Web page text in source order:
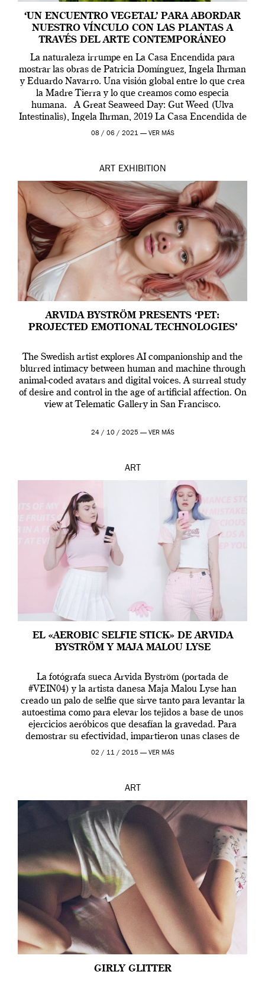
‘UN ENCUENTRO VEGETAL’ PARA ABORDAR
NUESTRO VÍNCULO CON LAS PLANTAS A
TRAVÉS DEL ARTE CONTEMPORÁNEO
La naturaleza irrumpe en La Casa Encendida para
mostrar las obras de Patricia Domínguez, Ingela Ihrman
y Eduardo Navarro. Una visión global entre lo que crea
la Madre Tierra y lo que creamos como especia
humana. A Great Seaweed Day: Gut Weed (Ulva
Intestinalis), Ingela Ihrman, 2019 La Casa Encendida de
Madrid y la Wellcome […]
08 / 06 / 2021 — VER MÁS
ART EXHIBITION
ARVIDA BYSTRÖM PRESENTS ‘PET:
PROJECTED EMOTIONAL TECHNOLOGIES’
The Swedish artist explores AI companionship and the
blurred intimacy between human and machine through
animal-coded avatars and digital voices. A surreal study
of desire and control in the age of artificial affection. On
view at Telematic Gallery in San Francisco.
24 / 10 / 2025 — VER MÁS
ART
EL «AEROBIC SELFIE STICK» DE ARVIDA
BYSTRÖM Y MAJA MALOU LYSE
La fotógrafa sueca Arvida Byström (portada de
#VEIN04) y la artista danesa Maja Malou Lyse han
creado un palo de selfie que sirve tanto para levantar la
autoestima como para elevar los tejidos a base de unos
ejercicios aeróbicos que desafían la gravedad. Para
demostrar su efectividad, impartieron unas clases de
prueba en el Tate […]
02 / 11 / 2015 — VER MÁS
ART
GIRLY GLITTER